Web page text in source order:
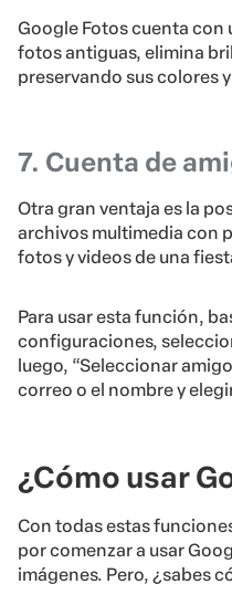
Google Fotos cuenta con
fotos antiguas, elimina
preservando sus colores
7. Cuenta de
Otra gran ventaja es la
archivos multimedia con
fotos y videos de una
Para usar esta función,
configuraciones,
luego, “Seleccionar
correo o el nombre y
¿Cómo usar
Con todas estas
por comenzar a usar
imágenes. Pero, ¿sabes